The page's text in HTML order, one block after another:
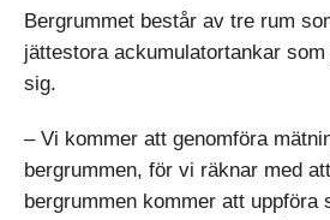
Bergrummet består av tre rum
jättestora ackumulatortankar
sig.
– Vi kommer att genomföra
bergrummen, för vi räknar med
bergrummen kommer att uppföra